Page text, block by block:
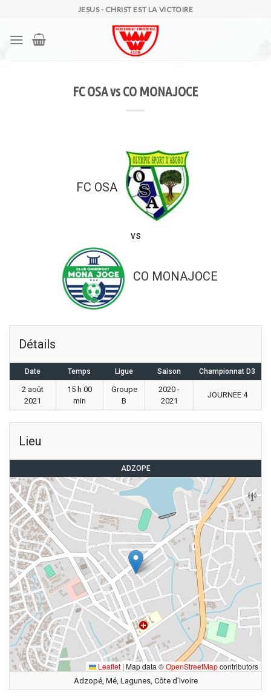
content
JESUS - CHRIST EST LA VICTOIRE
FC OSA vs CO MONAJOCE
FC OSA
vs
CO MONAJOCE
Détails
Date Temps Ligue Saison Championnat D3
2 août
2021
15 h 00
min
Groupe
B
2020 -
2021
JOURNEE 4
Lieu
ADZOPE
Leaflet | Map data ©OpenStreetMapcontributors
Adzopé, Mé, Lagunes, Côte d’Ivoire